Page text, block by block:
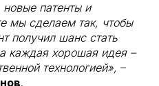
новые патенты и
мы сделаем так, чтобы
получил шанс стать
каждая хорошая идея –
технологией», –
.